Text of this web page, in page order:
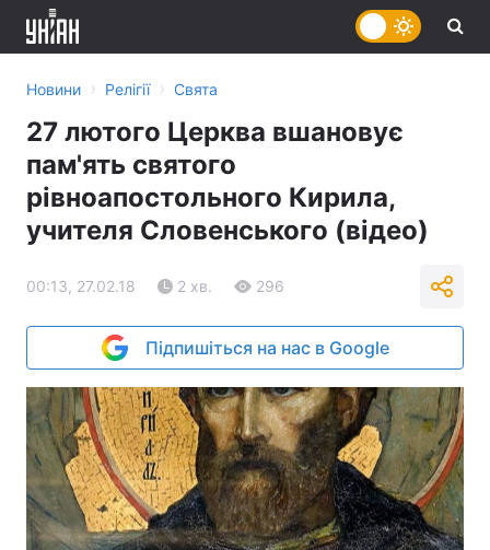
Новини › Релігії › Свята
27 лютого Церква вшановує
пам'ять святого
рівноапостольного Кирила,
учителя Словенського (відео)
00:13, 27.02.18 2 хв. 296
Підпишіться на нас в Google